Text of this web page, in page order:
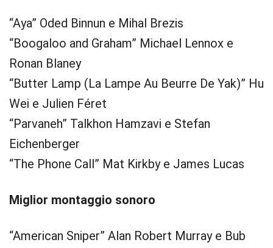
“Aya” Oded Binnun e Mihal Brezis
“Boogaloo and Graham” Michael Lennox e
Ronan Blaney
“Butter Lamp (La Lampe Au Beurre De Yak)” Hu
Wei e Julien Féret
“Parvaneh” Talkhon Hamzavi e Stefan
Eichenberger
“The Phone Call” Mat Kirkby e James Lucas
Miglior montaggio sonoro
“American Sniper” Alan Robert Murray e Bub